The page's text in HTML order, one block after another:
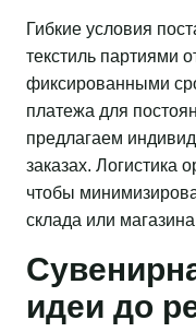
Гибкие условия
текстиль партиями
фиксированными
платежа для
предлагаем
заказах. Логистика
чтобы
склада или
идеи до